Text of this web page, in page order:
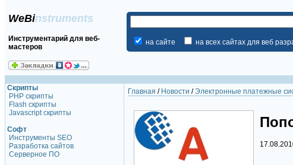
WeBinstruments
Инструментарий для веб-
мастеров
на сайте на всех сайтах для веб
Скрипты
PHP скрипты
Flash скрипты
Javascript скрипты
Софт
Инструменты SEO
Разработка сайтов
Серверное ПО
Главная / Новости /Электронные платежные